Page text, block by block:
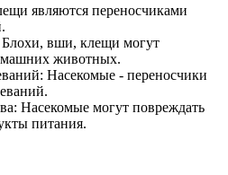
являются переносчиками
Блохи, вши, клещи могут
животных.
Насекомые - переносчики
Насекомые могут повреждать
питания.